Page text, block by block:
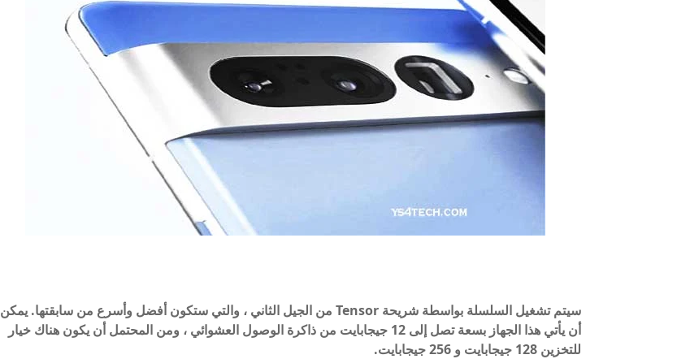
سيتم تشغيل السلسلة بواسطة شريحة Tensor من الجيل الثاني ، والتي ستكون أفضل وأسرع من سابقتها. يمكن
أن يأتي هذا الجهاز بسعة تصل إلى 12 جيجابايت من ذاكرة الوصول العشوائي ، ومن المحتمل أن يكون هناك خيار
للتخزين 128 جيجابايت و 256 جيجابايت.